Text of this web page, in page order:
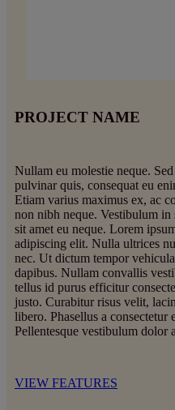
PROJECT NAME
Nullam eu molestie neque.
pulvinar quis, consequat eu
Etiam varius maximus ex, ac
non nibh neque. Vestibulum
sit amet eu neque. Lorem
adipiscing elit. Nulla ultrices
nec. Ut dictum tempor
dapibus. Nullam convallis
tellus id purus efficitur
justo. Curabitur risus velit,
libero. Phasellus a consectetur
Pellentesque vestibulum dolor
VIEW FEATURES